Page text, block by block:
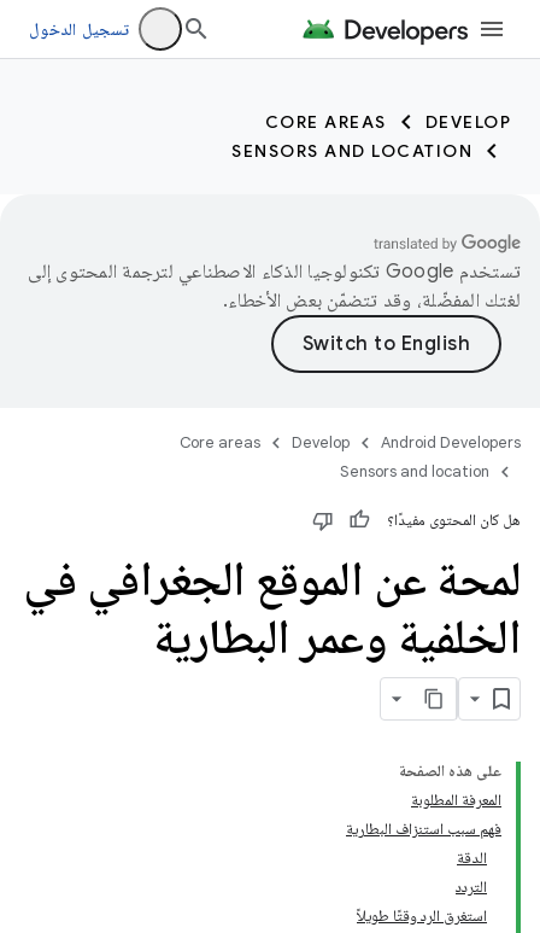
تسجيل الدخول
DEVELOP
CORE AREAS
SENSORS AND LOCATION
تستخدم Google تكنولوجيا الذكاء الاصطناعي لترجمة المحتوى إلى
لغتك المفضّلة، وقد تتضمّن بعض الأخطاء.
Android Developers
Develop
Core areas
Sensors and location
هل كان المحتوى مفيدًا؟
لمحة عن الموقع الجغرافي في
الخلفية وعمر البطارية
على هذه الصفحة
المعرفة المطلوبة
فهم سبب استنزاف البطارية
الدقة
التردد
استغرق الرد وقتًا طويلاً